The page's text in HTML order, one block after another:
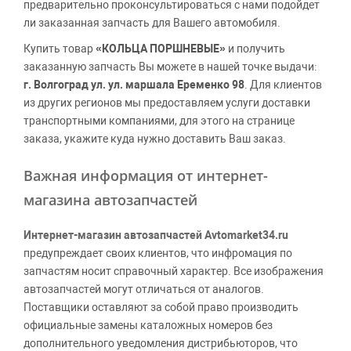
предварительно проконсультироваться с нами подойдет
ли заказанная запчасть для Вашего автомобиля.
Купить товар«КОЛЬЦА ПОРШНЕВЫЕ» и получить
заказанную запчасть Вы можете в нашей точке выдачи:
г. Волгоград ул. ул. маршала Еременко 98 . Для клиентов
из других регионов мы предоставляем услуги доставки
транспортными компаниями, для этого на странице
заказа, укажите куда нужно доставить Ваш заказ.
Важная информация от интернет-
магазина автозапчастей
Интернет-магазин автозапчастей Avtomarket34.ru
предупреждает своих клиентов, что инфромация по
запчастям носит справочный характер. Все изображения
автозапчастей могут отличаться от аналогов.
Поставщики оставляют за собой право производить
официальные замены каталожных номеров без
дополнительного уведомления дистрибьюторов, что